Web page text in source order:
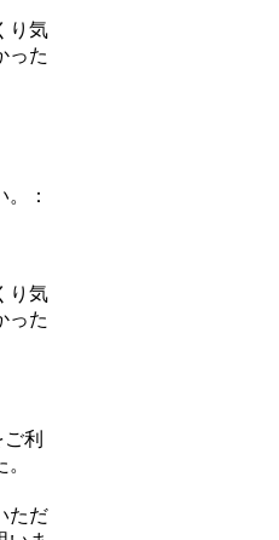
り気
った
：
り気
った
利
ただ